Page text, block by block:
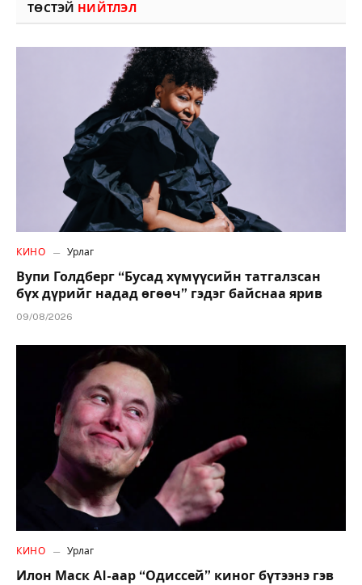
ТӨСТЭЙ НИЙТЛЭЛ
КИНО Урлаг
Вупи Голдберг “Бусад хүмүүсийн татгалзсан
бүх дүрийг надад өгөөч” гэдэг байснаа ярив
09/08/2026
КИНО Урлаг
Илон Маск AI-аар “Одиссей” киног бүтээнэ гэв